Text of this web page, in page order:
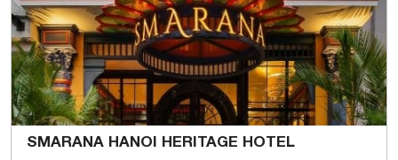
SMARANA HANOI HERITAGE HOTEL